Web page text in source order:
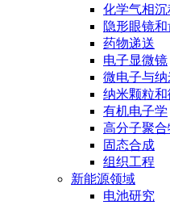
化学气相沉
隐形眼镜
药物递送
电子显微镜
微电子与纳
纳米颗粒
有机电子学
高分子聚
固态合成
组织工程
新能源领域
电池研究